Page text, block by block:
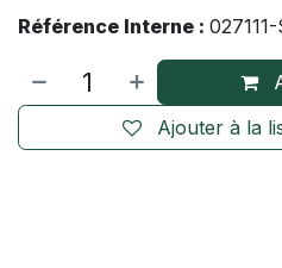
Référence Interne :
Ajouter à la